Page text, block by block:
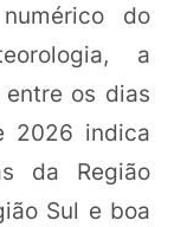
do
a
os dias
2026 indica
da Região
Sul e boa